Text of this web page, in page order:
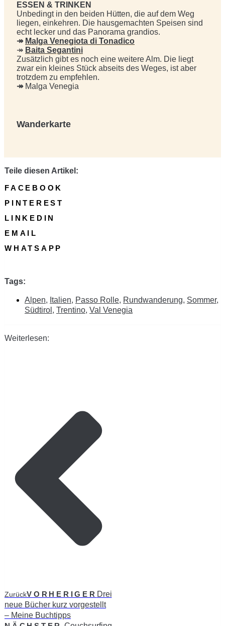
ESSEN & TRINKEN
Unbedingt in den beiden Hütten, die auf dem Weg
liegen, einkehren. Die hausgemachten Speisen sind
echt lecker und das Panorama grandios.
↠ Malga Venegiota di Tonadico
↠ Baita Segantini
Zusätzlich gibt es noch eine weitere Alm. Die liegt
zwar ein kleines Stück abseits des Weges, ist aber
trotzdem zu empfehlen.
↠Malga Venegia
Wanderkarte
Teile diesen Artikel:
FACEBOOK
PINTEREST
LINKEDIN
EMAIL
WHATSAPP
Tags:
Alpen, Italien, Passo Rolle, Rundwanderung, Sommer,
Südtirol , Trentino, Val Venegia
Weiterlesen:
ZurückVORHERIGER Drei
neue Bücher kurz vorgestellt
– Meine Buchtipps